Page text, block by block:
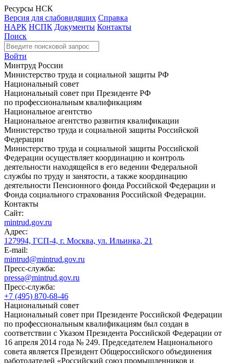
Ресурсы НСК
Версия для слабовидящих Справка
НАРК НСПК Документы Контакты
Поиск
Войти
Минтруд России
Министерство труда и социальной защиты РФ
Национальный совет
Национальный совет при Президенте РФ
по профессиональным квалификациям
Национальное агентство
Национальное агентство развития квалификации
Министерство труда и социальной защиты Российской
Федерации
Министерство труда и социальной защиты Российской
Федерации осуществляет координацию и контроль
деятельности находящейся в его ведении Федеральной
службы по труду и занятости, а также координацию
деятельности Пенсионного фонда Российской Федерации и
Фонда социального страхования Российской Федерации.
Контакты
Сайт:
mintrud.gov.ru
Адрес:
127994, ГСП-4, г. Москва, ул. Ильинка, 21
E-mail:
mintrud@mintrud.gov.ru
Пресс-служба:
pressa@mintrud.gov.ru
Пресс-служба:
+7 (495) 870-68-46
Национальный совет
Национальный совет при Президенте Российской Федерации
по профессиональным квалификациям был создан в
соответствии с Указом Президента Российской Федерации от
16 апреля 2014 года № 249. Председателем Национального
совета является Президент Общероссийского объединения
работодателей «Российский союз промышленников и